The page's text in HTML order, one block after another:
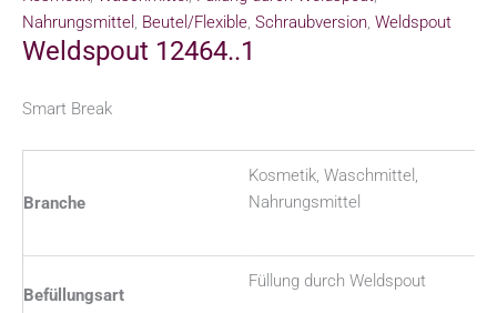
Nahrungsmittel , Beutel/Flexible, Schraubversion, Weldspout
Weldspout 12464..1
Smart Break
Branche
Kosmetik, Waschmittel,
Nahrungsmittel
Befüllungsart
Füllung durch Weldspout